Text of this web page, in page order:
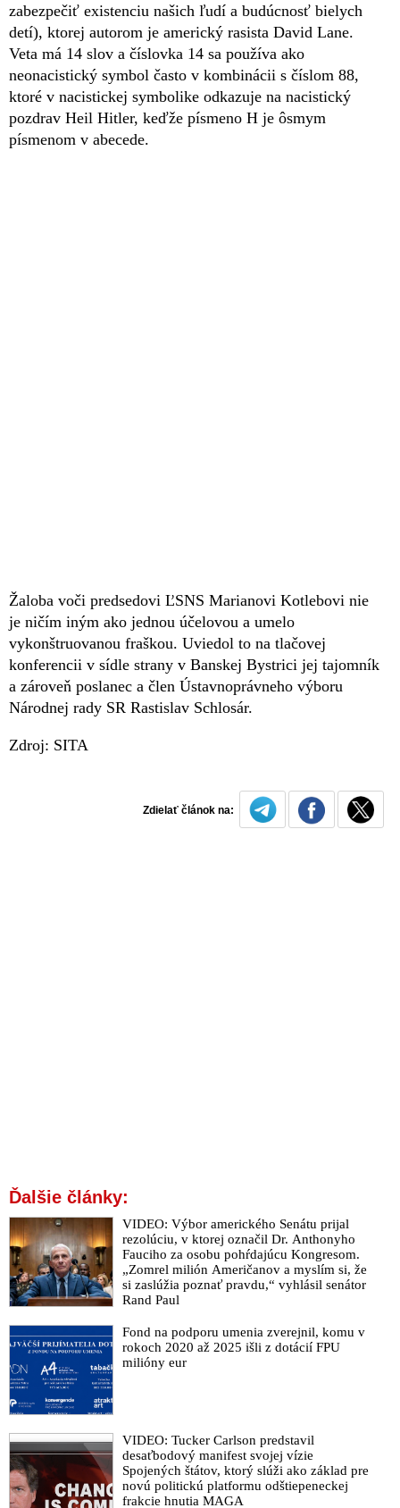
zabezpečiť existenciu našich ľudí a budúcnosť bielych
detí), ktorej autorom je americký rasista David Lane.
Veta má 14 slov a číslovka 14 sa používa ako
neonacistický symbol často v kombinácii s číslom 88,
ktoré v nacistickej symbolike odkazuje na nacistický
pozdrav Heil Hitler, keďže písmeno H je ôsmym
písmenom v abecede.
Žaloba voči predsedovi ĽSNS Marianovi Kotlebovi nie
je ničím iným ako jednou účelovou a umelo
vykonštruovanou fraškou. Uviedol to na tlačovej
konferencii v sídle strany v Banskej Bystrici jej tajomník
a zároveň poslanec a člen Ústavnoprávneho výboru
Národnej rady SR Rastislav Schlosár.
Zdroj: SITA
Zdielať článok na:
Ďalšie články:
VIDEO: Výbor amerického Senátu prijal
rezolúciu, v ktorej označil Dr. Anthonyho
Fauciho za osobu pohŕdajúcu Kongresom.
„Zomrel milión Američanov a myslím si, že
si zaslúžia poznať pravdu,“ vyhlásil senátor
Rand Paul
Fond na podporu umenia zverejnil, komu v
rokoch 2020 až 2025 išli z dotácií FPU
milióny eur
VIDEO: Tucker Carlson predstavil
desaťbodový manifest svojej vízie
Spojených štátov, ktorý slúži ako základ pre
novú politickú platformu odštiepeneckej
frakcie hnutia MAGA